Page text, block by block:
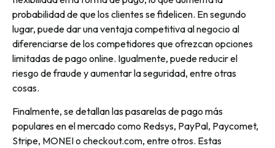
probabilidad de que los clientes se fidelicen. En segundo
lugar, puede dar una ventaja competitiva al negocio al
diferenciarse de los competidores que ofrezcan opciones
limitadas de pago online. Igualmente, puede reducir el
riesgo de fraude y aumentar la seguridad, entre otras
cosas.
Finalmente, se detallan las pasarelas de pago más
populares en el mercado como Redsys, PayPal, Paycomet,
Stripe, MONEI o checkout.com, entre otros. Estas